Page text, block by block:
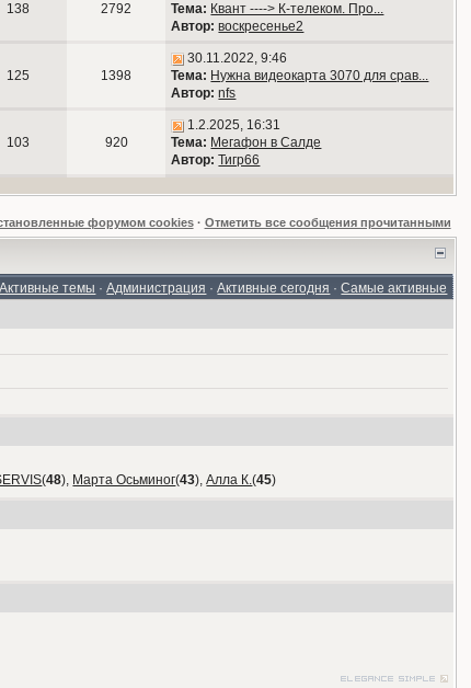
138 2792
Тема: Квант ----> К-телеком. Про...
Автор: воскресенье2
125 1398
30.11.2022, 9:46
Тема: Нужна видеокарта 3070 для срав...
Автор: nfs
103 920
1.2.2025, 16:31
Тема: Мегафон в Салде
Автор: Тигр66
форумом cookies· Отметить все сообщения прочитанными
Активные темы ·Администрация ·Активные сегодня ·Самые активные
(48), Марта Осьминог(43),Алла К.(45)